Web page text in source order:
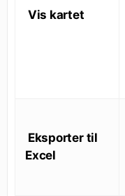
Vis kartet
Eksporter til
Excel